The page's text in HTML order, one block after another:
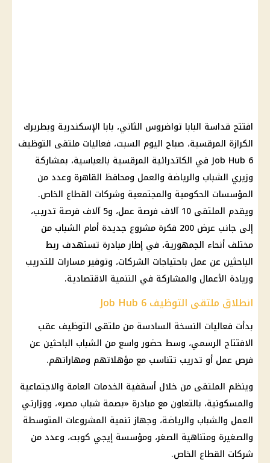
افتتح قداسة البابا تواضروس الثاني، بابا الإسكندرية وبطريرك
الكرازة المرقسية، صباح اليوم السبت، فعاليات ملتقى التوظيف
Job Hub 6 في الكاتدرائية المرقسية بالعباسية، بمشاركة
وزيري الشباب والرياضة والعمل ومحافظ القاهرة وعدد من
المؤسسات الحكومية والمجتمعية وشركات القطاع الخاص.
ويقدم الملتقى 10 آلاف فرصة عمل، و5 آلاف فرصة تدريب،
إلى جانب عرض 200 فكرة مشروع جديدة أمام الشباب من
مختلف أنحاء الجمهورية، في إطار مبادرة تستهدف ربط
الباحثين عن عمل باحتياجات الشركات، وتوفير مسارات للتدريب
وريادة الأعمال والمشاركة في التنمية الاقتصادية.
انطلاق ملتقى التوظيف Job Hub 6
بدأت فعاليات النسخة السادسة من ملتقى التوظيف عقب
الافتتاح الرسمي، وسط حضور واسع من الشباب الباحثين عن
فرص عمل أو تدريب تتناسب مع مؤهلاتهم ومهاراتهم.
وينظم الملتقى من خلال أسقفية الخدمات العامة والاجتماعية
والمسكونية، بالتعاون مع مبادرة «بصمة شباب مصر»، ووزارتي
العمل والشباب والرياضة، وجهاز تنمية المشروعات المتوسطة
والصغيرة ومتناهية الصغر، ومؤسسة إيجي كوبت، وعدد من
شركات القطاع الخاص.